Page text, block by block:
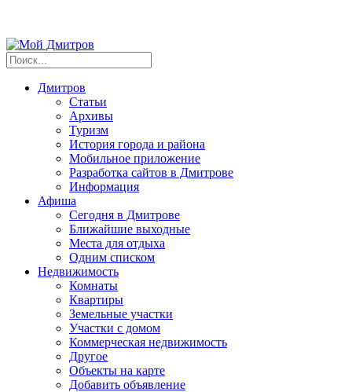
Дмитров
Статьи
Архивы
Туризм
История города и района
Мобильное приложение
Разработка сайтов в Дмитрове
Информация
Афиша
Сегодня в Дмитрове
Ближайшие выходные
Места для отдыха
Одним списком
Недвижимость
Комнаты
Квартиры
Земельные участки
Участки с домом
Коммерческая недвижимость
Другое
Объекты на карте
Добавить объявление